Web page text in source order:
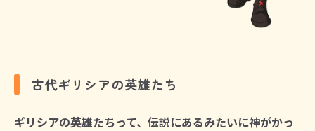
古代ギリシアの英雄たち
ギリシアの英雄たちって、伝説にあるみたいに神がかっ